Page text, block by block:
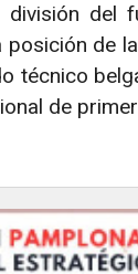
del
de
técnico
de